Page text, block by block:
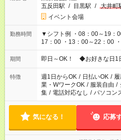
五反田駅 / 目黒駅 / 大井町
イベント会場
勤務時間
▼シフト例 ・08：00～19：
17：00 ・13：00～22：00 ・16：00
仕事により勤務時間が異なり
期間 即日～OK！ ◆お好きな日1
特徴 週1日からOK / 日払いOK /
業・WワークOK / 服装自由 /
集 / 電話対応なし / パソコン
気になる！ 応募